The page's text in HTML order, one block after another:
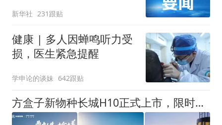
新华社 231跟贴
健康 | 多人因蝉鸣听力受
损，医生紧急提醒
学申论的谈妹 642跟贴
方盒子新物种长城H10正式上市，限时换新价20.18万元起